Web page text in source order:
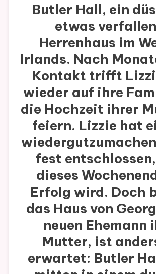
Butler Hall, ein
etwas
Herrenhaus im
Irlands. Nach
Kontakt trifft
wieder auf ihre
die Hochzeit ihrer
feiern. Lizzie hat
fest
dieses
Erfolg wird. Doch
das Haus von
neuen Ehemann
Mutter, ist
erwartet: Butler